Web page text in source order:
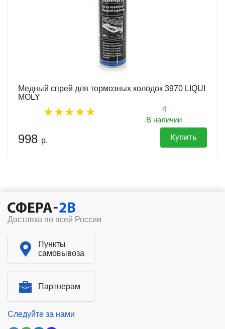
Медный спрей для тормозных колодок 3970 LIQUI
MOLY
4
В наличии
998 р. Купить
Доставка по всей России
Пункты
самовывоза
Партнерам
Следуйте за нами